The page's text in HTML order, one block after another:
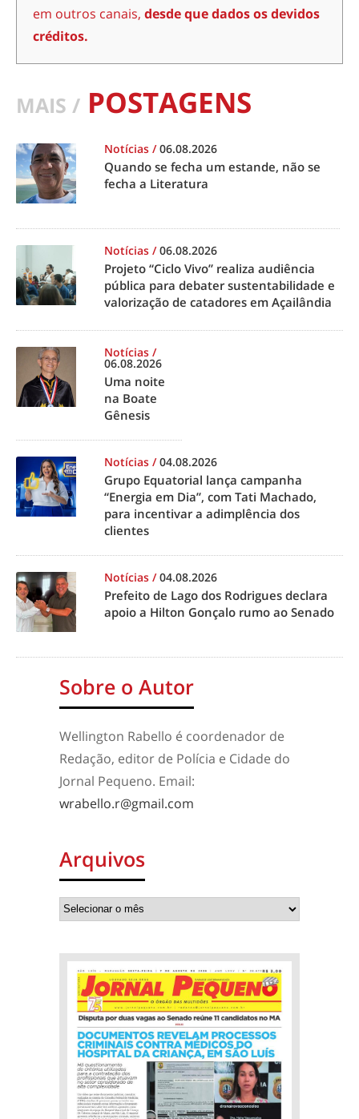
em outros canais, desde que dados os devidos
créditos.
MAIS / POSTAGENS
Notícias /06.08.2026
Quando se fecha um estande, não se
fecha a Literatura
Notícias /06.08.2026
Projeto “Ciclo Vivo” realiza audiência
pública para debater sustentabilidade e
valorização de catadores em Açailândia
Notícias /
06.08.2026
Uma noite
na Boate
Gênesis
Notícias /04.08.2026
Grupo Equatorial lança campanha
“Energia em Dia”, com Tati Machado,
para incentivar a adimplência dos
clientes
Notícias /04.08.2026
Prefeito de Lago dos Rodrigues declara
apoio a Hilton Gonçalo rumo ao Senado
Sobre o Autor
Wellington Rabello é coordenador de
Redação, editor de Polícia e Cidade do
Jornal Pequeno. Email:
wrabello.r@gmail.com
Arquivos